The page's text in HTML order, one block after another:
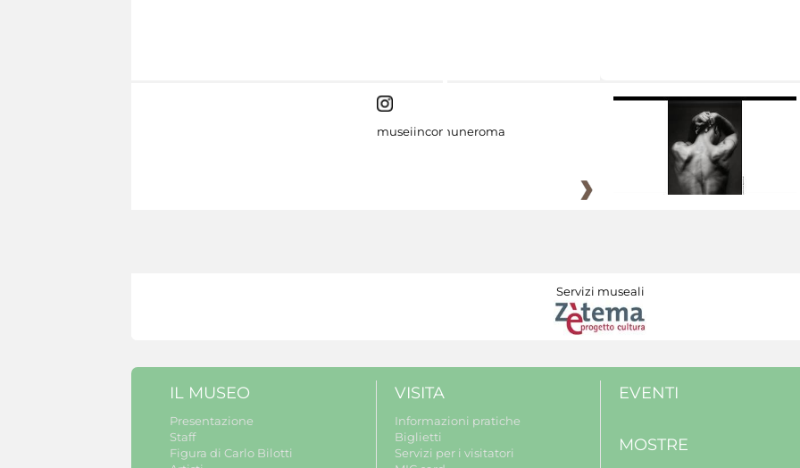
museiincomuneroma
Servizi museali
IL MUSEO
Presentazione
Staff
Figura di Carlo Bilotti
VISITA
Informazioni pratiche
Biglietti
Servizi per i visitatori
EVENTI
MOSTRE